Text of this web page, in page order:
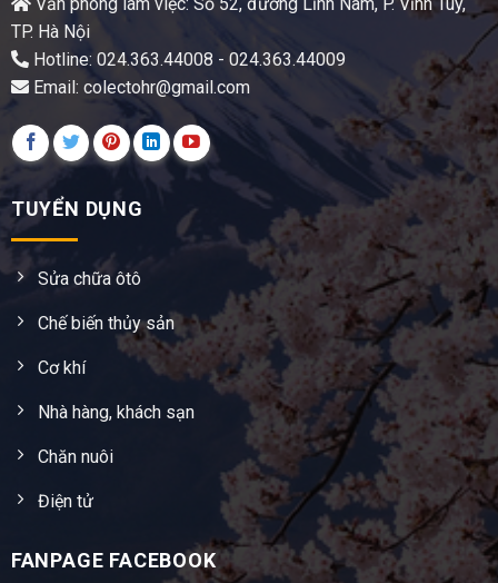
TP. Hà Nội
Hotline: 024.363.44008 - 024.363.44009
Email: colectohr@gmail.com
TUYỂN DỤNG
Sửa chữa ôtô
Chế biến thủy sản
Cơ khí
Nhà hàng, khách sạn
Chăn nuôi
Điện tử
FANPAGE FACEBOOK